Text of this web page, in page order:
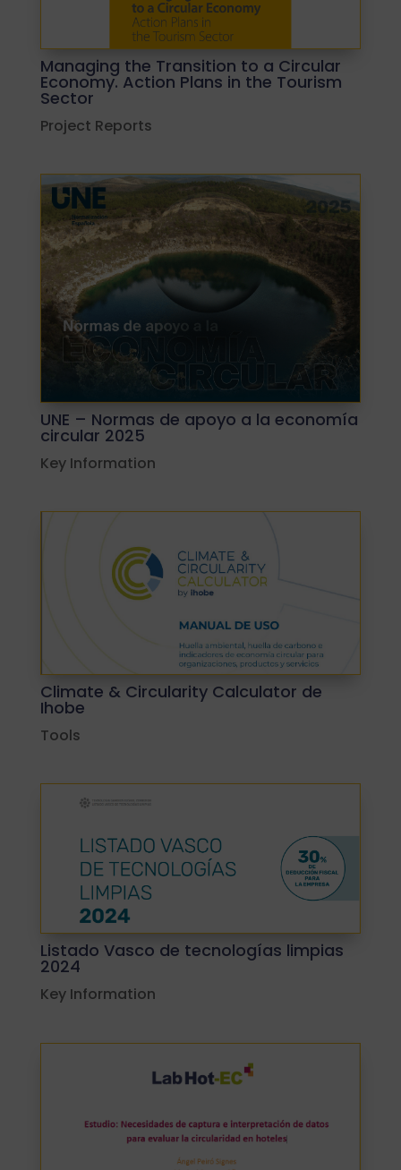
Managing the Transition to a Circular
Economy. Action Plans in the Tourism
Sector
Project Reports
UNE – Normas de apoyo a la economía
circular 2025
Key Information
Climate & Circularity Calculator de
Ihobe
Tools
Listado Vasco de tecnologías limpias
2024
Key Information